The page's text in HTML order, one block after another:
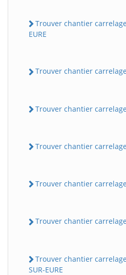
Trouver chantier carrelage
EURE
Trouver chantier carrelage
Trouver chantier carrelage
Trouver chantier
Trouver chantier
Trouver chantier carrelage
Trouver chantier carrelage
SUR-EURE